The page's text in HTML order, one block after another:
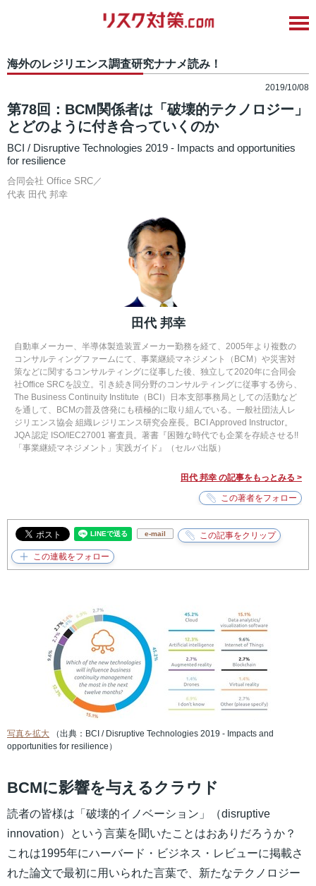
海外のレジリエンス調査研究ナナメ読み！
2019/10/08
第78回：BCM関係者は「破壊的テクノロジー」
とどのように付き合っていくのか
BCI / Disruptive Technologies 2019 - Impacts and opportunities
for resilience
合同会社 Office SRC／
代表 田代 邦幸
田代 邦幸
自動車メーカー、半導体製造装置メーカー勤務を経て、2005年より複数の
コンサルティングファームにて、事業継続マネジメント（BCM）や災害対
策などに関するコンサルティングに従事した後、独立して2020年に合同会
社Office SRCを設立。引き続き同分野のコンサルティングに従事する傍ら、
The Business Continuity Institute（BCI）日本支部事務局としての活動など
を通して、BCMの普及啓発にも積極的に取り組んでいる。一般社団法人レ
ジリエンス協会 組織レジリエンス研究会座長。BCI Approved Instructor。
JQA 認定 ISO/IEC27001 審査員。著書『困難な時代でも企業を存続させる!!
「事業継続マネジメント」実践ガイド』（セルバ出版）
田代 邦幸 の記事をもっとみる >
e-mail
写真を拡大 （出典：BCI / Disruptive Technologies 2019 - Impacts and
opportunities for resilience）
BCMに影響を与えるクラウド
読者の皆様は「破壊的イノベーション」（disruptive
innovation）という言葉を聞いたことはおありだろうか？
これは1995年にハーバード・ビジネス・レビューに掲載さ
れた論文で最初に用いられた言葉で、新たなテクノロジー